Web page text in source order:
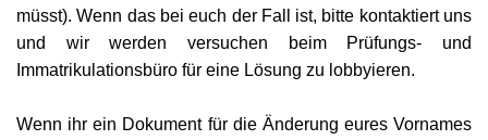
müsst). Wenn das bei euch der Fall ist, bitte kontaktiert uns
und wir werden versuchen beim Prüfungs- und
Immatrikulationsbüro für eine Lösung zu lobbyieren.
Wenn ihr ein Dokument für die Änderung eures Vornames